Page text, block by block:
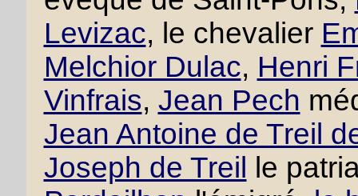
Levizac, le chevalier
Melchior Dulac, Henri
Vinfrais, Jean Pech
Jean Antoine de Treil
Joseph de Treil
le